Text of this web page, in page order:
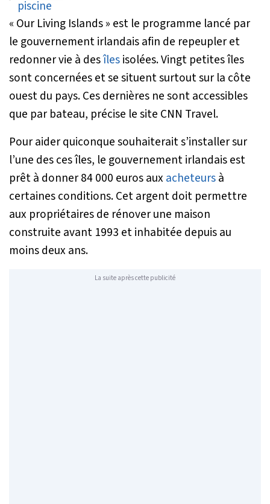
« Our Living Islands » est le programme lancé par
le gouvernement irlandais afin de repeupler et
redonner vie à desîlesisolées. Vingt petites îles
sont concernées et se situent surtout sur la côte
ouest du pays. Ces dernières ne sont accessibles
que par bateau, précise le site CNN Travel.
Pour aider quiconque souhaiterait s’installer sur
l’une des ces îles, le gouvernement irlandais est
prêt à donner 84 000 euros aux acheteursà
certaines conditions. Cet argent doit permettre
aux propriétaires de rénover une maison
construite avant 1993 et inhabitée depuis au
moins deux ans.
La suite après cette publicité